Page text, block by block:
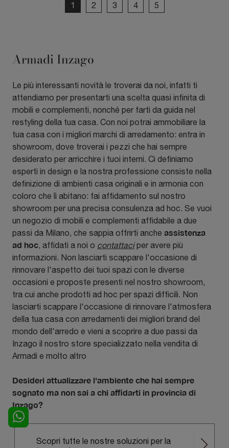
1 2 3 4 5
Armadi Inzago
Le più interessanti novità le troverai da noi, infatti ti
attendiamo per presentarti una scelta quasi infinita di
mobili e complementi, nonché per farti da guida nel
restyling della tua casa. Con noi potrai ammobiliare la
tua casa con i migliori marchi di arredamento: entra in
showroom, dove troverai i pezzi che hai sempre
desiderato per arricchire i tuoi interni. Ci definiamo
esperti in design e la nostra professione consiste nella
definizione di ambienti casa originali e in armonia con
coloro che lì abitano: fai affidamento sul nostro
showroom per una precisa consulenza ad hoc. Se vuoi
un negozio di mobili e complementi affidabile a due
passi da Milano, che sappia offrirti anche assistenza
ad hoc, affidati a noi o contattaciper avere più
informazioni. Non lasciarti scappare l'occasione di
rinnovare l'aspetto dei tuoi spazi con le diverse
occasioni e proposte presenti nel nostro showroom,
tra cui anche prodotti ad hoc per spazi difficili. Non
lasciarti scappare l'occasione di rinnovare l'atmosfera
della tua casa con arredamenti dei migliori brand del
mondo dell'arredo e vieni a scoprire a due passi da
Inzago il nostro store specializzato nella vendita di
Armadi e molto altro
Desideri attualizzare l'ambiente che hai sempre
sognato ma non sai a chi affidarti in provincia di
Inzago?
Scopri tutte le nostre soluzioni per la